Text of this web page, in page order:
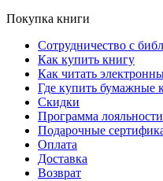
Покупка книги
Сотрудничество с
Как купить книгу
Как читать
Где купить бумажные
Скидки
Программа лояльности
Подарочные
Оплата
Доставка
Возврат